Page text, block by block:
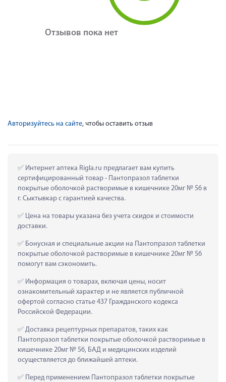
Отзывов пока нет
Авторизуйтесь на сайте, чтобы оставить отзыв
Интернет аптека Rigla.ru предлагает вам купить
сертифицированный товар - Пантопразол таблетки
покрытые оболочкой растворимые в кишечнике 20мг № 56 в
г. Сыктывкар с гарантией качества.
Цена на товары указана без учета скидок и стоимости
доставки.
Бонусная и специальные акции на Пантопразол таблетки
покрытые оболочкой растворимые в кишечнике 20мг № 56
помогут вам сэкономить.
Информация о товарах, включая цены, носит
ознакомительный характер и не является публичной
офертой согласно статье 437 Гражданского кодекса
Российской Федерации.
Доставка рецептурных препаратов, таких как
Пантопразол таблетки покрытые оболочкой растворимые в
кишечнике 20мг № 56, БАД и медицинских изделий
осуществляется до ближайшей аптеки.
Перед применением Пантопразол таблетки покрытые